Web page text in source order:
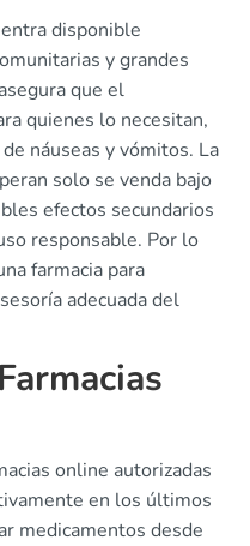
disponible
y grandes
que el
quienes lo necesitan,
náuseas y vómitos. La
solo se venda bajo
efectos secundarios
responsable. Por lo
farmacia para
adecuada del
online autorizadas
en los últimos
medicamentos desde